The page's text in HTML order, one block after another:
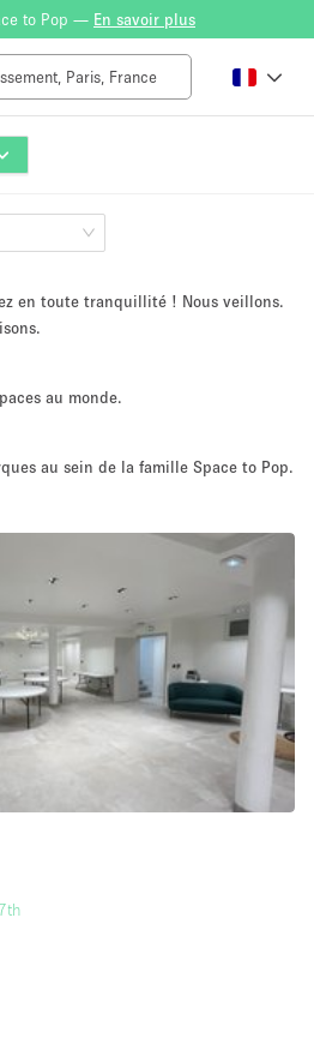
to Pop — En savoir plus
Événement Art Alimentation
Réunion Bureaux
Commercial
Partagé
en toute tranquillité ! Nous veillons.
au monde.
au sein de la famille Space to Pop.